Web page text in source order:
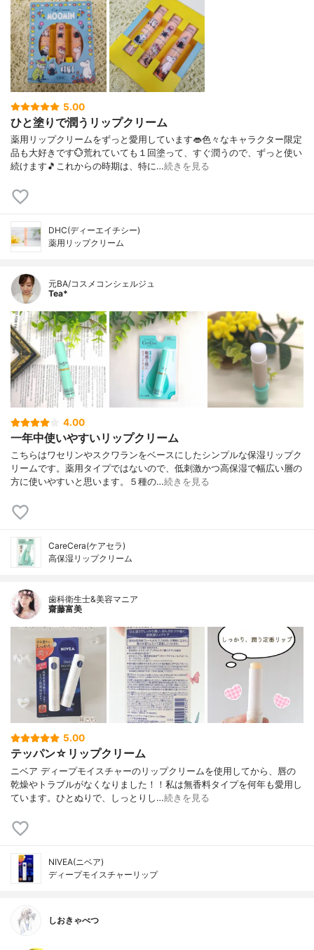
5.00
ひと塗りで潤うリップクリーム
薬用リップクリームをずっと愛用しています👄色々なキャラクター限定
品も大好きです💮荒れていても１回塗って、すぐ潤うので、ずっと使い
続けます🎵これからの時期は、特に…続きを見る
DHC(ディーエイチシー)
薬用リップクリーム
元BA/コスメコンシェルジュ
Tea*
4.00
一年中使いやすいリップクリーム
こちらはワセリンやスクワランをベースにしたシンプルな保湿リップク
リームです。薬用タイプではないので、低刺激かつ高保湿で幅広い層の
方に使いやすいと思います。５種の…続きを見る
CareCera(ケアセラ)
高保湿リップクリーム
歯科衛生士&美容マニア
齋藤富美
5.00
テッパン☆リップクリーム
ニベア ディープモイスチャーのリップクリームを使用してから、唇の
乾燥やトラブルがなくなりました！！私は無香料タイプを何年も愛用し
ています。ひとぬりで、しっとりし…続きを見る
NIVEA(ニベア)
ディープモイスチャーリップ
しおきゃべつ